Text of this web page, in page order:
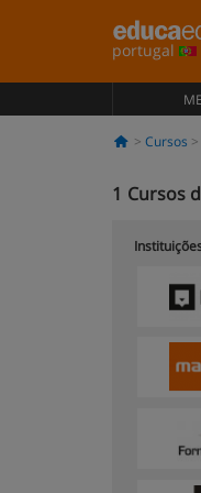
portugal
Cursos
1 Cursos